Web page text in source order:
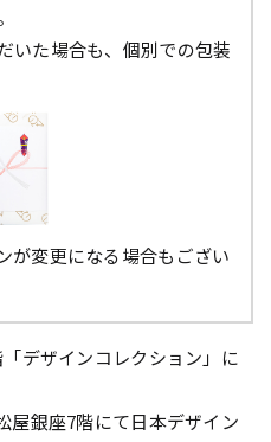
いた場合も、個別での包装
が変更になる場合もござい
デザインコレクション」に
屋銀座7階にて日本デザイン